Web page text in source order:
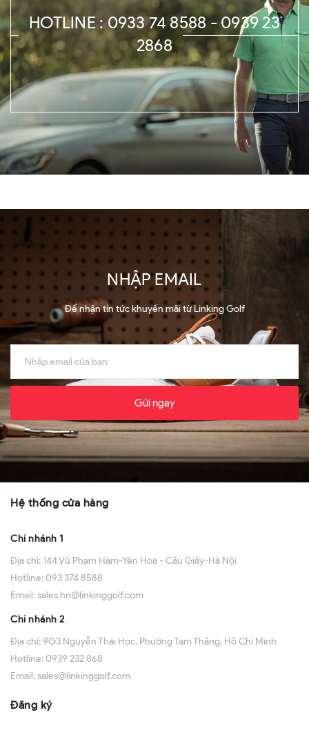
HOTLINE : 0933 74 8588 - 0939 23
2868
NHẬP EMAIL
Để nhận tin tức khuyến mãi từ Linking Golf
Gửi ngay
Hệ thống cửa hàng
Chi nhánh 1
Địa chỉ: 144 Vũ Phạm Hàm-Yên Hoà - Cầu Giấy-Hà Nội
Hotline:093 374 8588
Email:sales.hn@linkinggolf.com
Chi nhánh 2
Địa chỉ:9G3 Nguyễn Thái Học, Phường Tam Thắng, Hồ Chí Minh
Hotline:0939 232 868
Email:sales@linkinggolf.com
Đăng ký